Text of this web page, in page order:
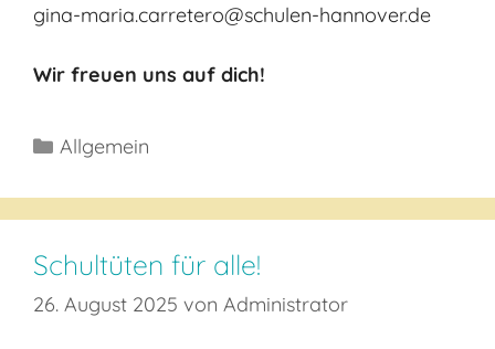
gina-maria.carretero@schulen-hannover.de
Wir freuen uns auf dich!
Kategorien
Allgemein
Schultüten für alle!
26. August 2025 von Administrator